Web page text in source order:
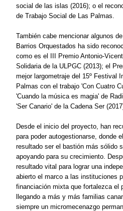
social de las islas (2016); o el
de Trabajo Social de Las Palmas.
También cabe mencionar algunos de
Barrios Orquestados ha sido
como es el III Premio Antonio-
Solidaria de la ULPGC (2013); el
mejor largometraje del 15º Festival
Palmas con el trabajo 'Con Cuatro
'Cuando la música es magia' de
'Ser Canario' de la Cadena Ser
Desde el inicio del proyecto, han
para poder autogestionarse, donde
resultado ser el bastión más sólido
apoyando para su crecimiento.
resultado vital para lograr una
abierto el marco a las instituciones
financiación mixta que fortalezca el
llegando a más y más familias
siempre un micromecenazgo